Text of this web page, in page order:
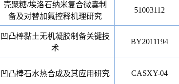
壳聚糖/埃洛石纳米复合微囊制
备及对替加氟控释机理研究
51003112
凹凸棒黏土无机凝胶制备关键技
术
BY2011194
凹凸棒石水热合成及其应用研究 CASXY-04